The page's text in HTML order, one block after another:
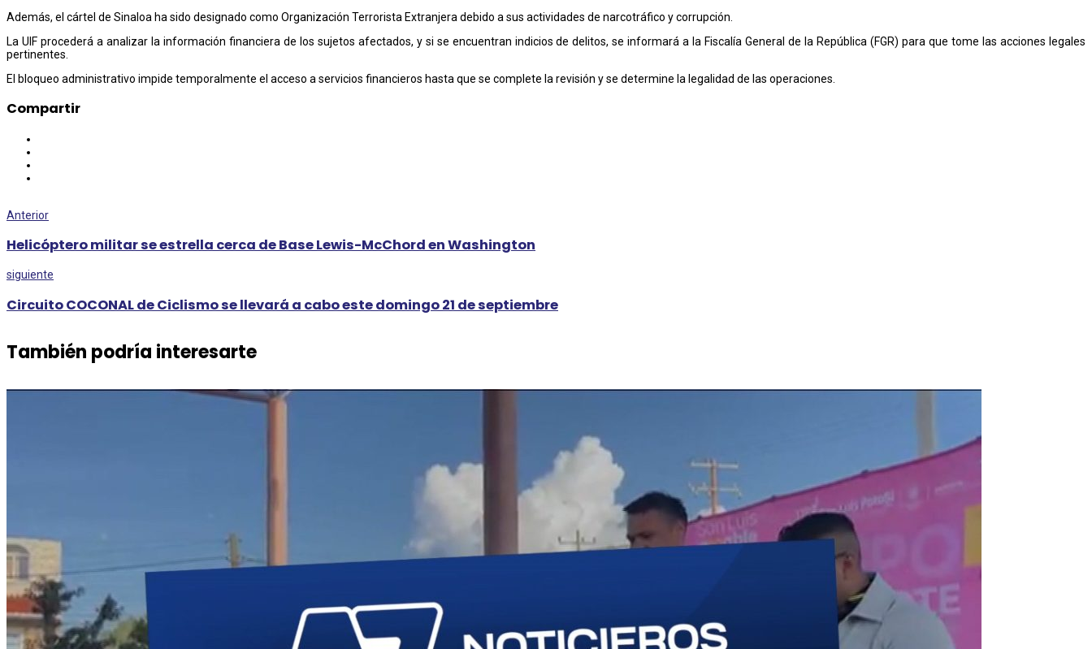
Además, el cártel de Sinaloa ha sido designado como Organización Terrorista Extranjera debido a sus actividades de narcotráfico y corrupción.
La UIF procederá a analizar la información financiera de los sujetos afectados, y si se encuentran indicios de delitos, se informará a la Fiscalía General de la República (FGR) para que tome las acciones legales
pertinentes.
El bloqueo administrativo impide temporalmente el acceso a servicios financieros hasta que se complete la revisión y se determine la legalidad de las operaciones.
Compartir
Anterior
Helicóptero militar se estrella cerca de Base Lewis-McChord en Washington
siguiente
Circuito COCONAL de Ciclismo se llevará a cabo este domingo 21 de septiembre
También podría interesarte